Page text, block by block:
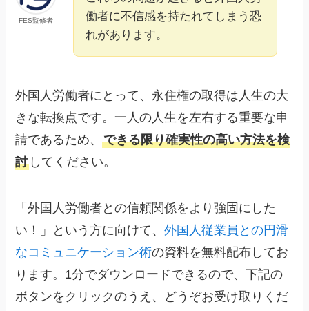
FES監修者
働者に不信感を持たれてしまう恐
れがあります。
外国人労働者にとって、永住権の取得は人生の大
きな転換点です。一人の人生を左右する重要な申
請であるため、できる限り確実性の高い方法を検
討 してください。
「外国人労働者との信頼関係をより強固にした
い！」という方に向けて、外国人従業員との円滑
なコミュニケーション術の資料を無料配布してお
ります。1分でダウンロードできるので、下記の
ボタンをクリックのうえ、どうぞお受け取りくだ